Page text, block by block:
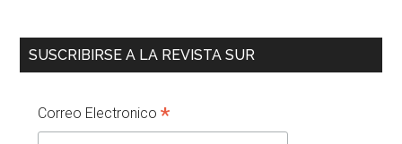
SUSCRIBIRSE A LA REVISTA SUR
Correo Electronico*